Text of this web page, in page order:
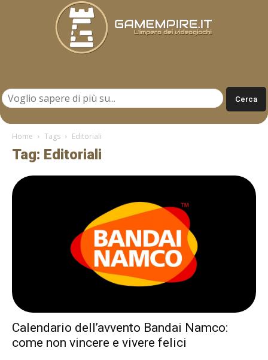
Home Tags Editoriali
Tag: Editoriali
Calendario dell’avvento Bandai Namco:
come non vincere e vivere felici